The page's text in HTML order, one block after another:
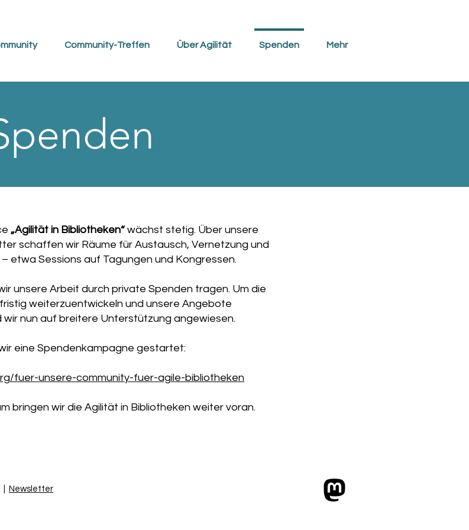
Community-Treffen Über Agilität Spenden Mehr
„Agilität in Bibliotheken“ wächst stetig. Über unsere
schaffen wir Räume für Austausch, Vernetzung und
etwa Sessions auf Tagungen und Kongressen.
unsere Arbeit durch private Spenden tragen. Um die
weiterzuentwickeln und unsere Angebote
nun auf breitere Unterstützung angewiesen.
eine Spendenkampagne gestartet:
fuer-unsere-community-fuer-agile-bibliotheken
bringen wir die Agilität in Bibliotheken weiter voran.
Newsletter